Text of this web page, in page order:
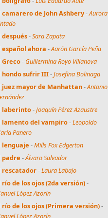
camarero de John Ashbery-Aurora
después-Sara Zapata
español ahora -Aarón García Peña
Greco- Guillermina Royo Villanova
hondo sufrir III-Josefina Bolinaga
juez mayor de Manhattan-Antonio
laberinto-Joaquín Pérez Azaustre
lamento del vampiro-Leopoldo
Panero
lenguaje -Mills Fox Edgerton
padre -Álvaro Salvador
rescatador-Laura Labajo
río de los ojos (2da versión)-
López Azorín
río de los ojos (Primera versión)-
López Azorín